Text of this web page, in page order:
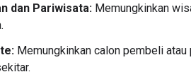
dan Pariwisata: Memungkinkan
Memungkinkan calon pembeli